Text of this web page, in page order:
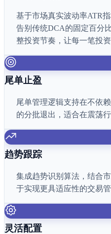
基于市场真实波动率ATR
告别传统DCA的固定百分
整投资节奏，让每一笔投
尾单止盈
尾单管理逻辑支持在不依
的分批退出，适合在震荡
趋势跟踪
集成趋势识别算法，结合
于实现更具适应性的交易管
灵活配置